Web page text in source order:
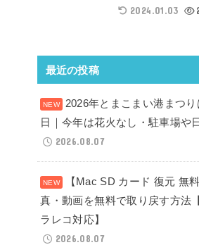
2024.01.03
最近の投稿
2026年とまこまい港まつ
日｜今年は花火なし・駐車場や
2026.08.07
【Mac SD カード 復元 無
真・動画を無料で取り戻す方法
ラレコ対応】
2026.08.07